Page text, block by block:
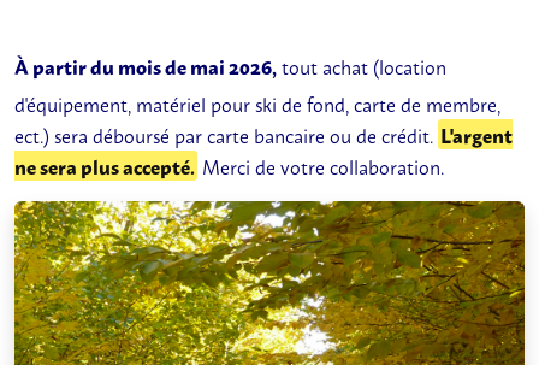
À partir du mois de mai 2026,tout achat (location
d'équipement, matériel pour ski de fond, carte de membre,
ect.) sera déboursé par carte bancaire ou de crédit. L'argent
ne sera plus accepté. Merci de votre collaboration.